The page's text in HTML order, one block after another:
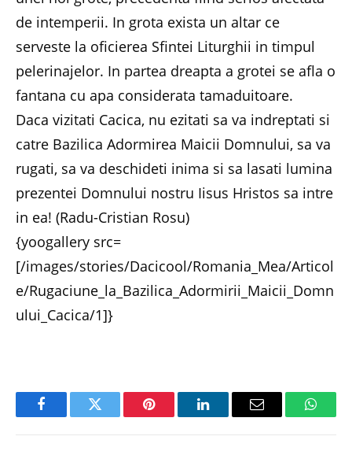
de intemperii. In grota exista un altar ce
serveste la oficierea Sfintei Liturghii in timpul
pelerinajelor. In partea dreapta a grotei se afla o
fantana cu apa considerata tamaduitoare.
Daca vizitati Cacica, nu ezitati sa va indreptati si
catre Bazilica Adormirea Maicii Domnului, sa va
rugati, sa va deschideti inima si sa lasati lumina
prezentei Domnului nostru Iisus Hristos sa intre
in ea! (Radu-Cristian Rosu)
{yoogallery src=
[/images/stories/Dacicool/Romania_Mea/Articol
e/Rugaciune_la_Bazilica_Adormirii_Maicii_Domn
ului_Cacica/1]}
FacebookTwitter Pinterest LinkedInEmail